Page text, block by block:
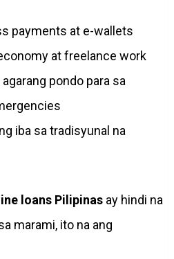
payments at e-wallets
at freelance work
pondo para sa
iba sa tradisyunal na
loans Pilipinasay hindi na
marami, ito na ang